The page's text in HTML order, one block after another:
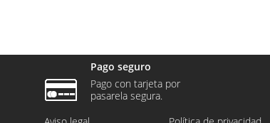
Pago seguro
Pago con tarjeta por
pasarela segura.